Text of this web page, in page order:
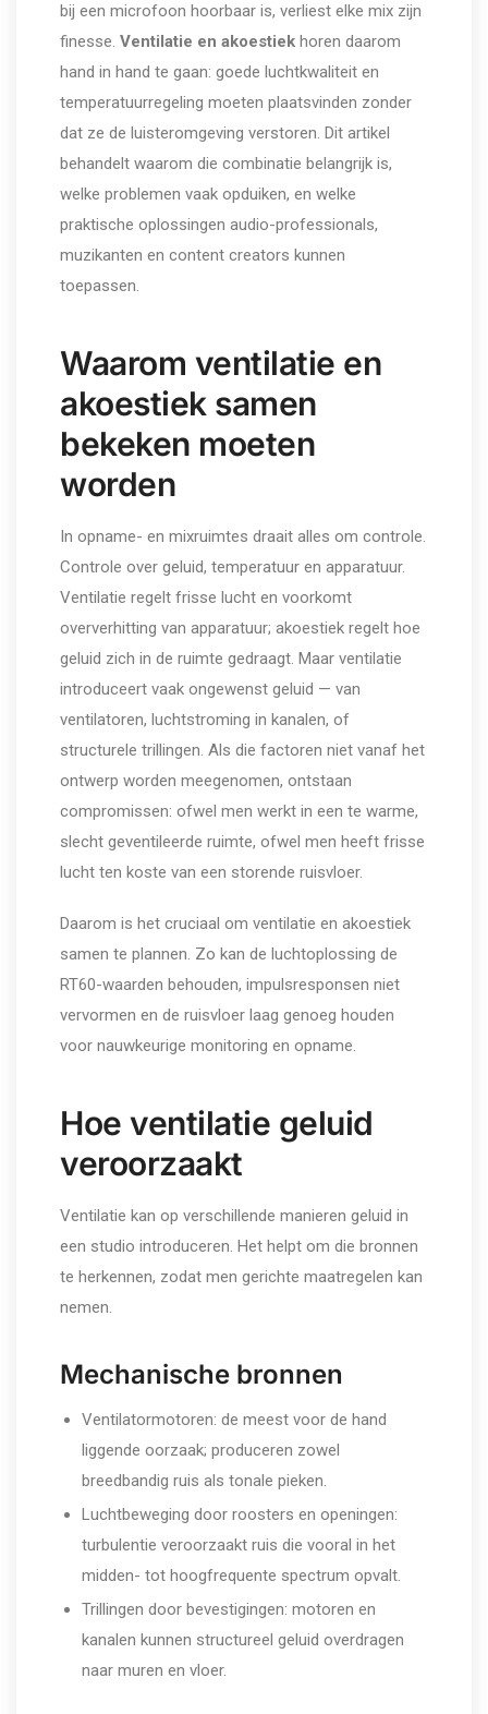
bij een microfoon hoorbaar is, verliest elke mix zijn
finesse. Ventilatie en akoestiek horen daarom
hand in hand te gaan: goede luchtkwaliteit en
temperatuurregeling moeten plaatsvinden zonder
dat ze de luisteromgeving verstoren. Dit artikel
behandelt waarom die combinatie belangrijk is,
welke problemen vaak opduiken, en welke
praktische oplossingen audio-professionals,
muzikanten en content creators kunnen
toepassen.
Waarom ventilatie en
akoestiek samen
bekeken moeten
worden
In opname- en mixruimtes draait alles om controle.
Controle over geluid, temperatuur en apparatuur.
Ventilatie regelt frisse lucht en voorkomt
oververhitting van apparatuur; akoestiek regelt hoe
geluid zich in de ruimte gedraagt. Maar ventilatie
introduceert vaak ongewenst geluid — van
ventilatoren, luchtstroming in kanalen, of
structurele trillingen. Als die factoren niet vanaf het
ontwerp worden meegenomen, ontstaan
compromissen: ofwel men werkt in een te warme,
slecht geventileerde ruimte, ofwel men heeft frisse
lucht ten koste van een storende ruisvloer.
Daarom is het cruciaal om ventilatie en akoestiek
samen te plannen. Zo kan de luchtoplossing de
RT60-waarden behouden, impulsresponsen niet
vervormen en de ruisvloer laag genoeg houden
voor nauwkeurige monitoring en opname.
Hoe ventilatie geluid
veroorzaakt
Ventilatie kan op verschillende manieren geluid in
een studio introduceren. Het helpt om die bronnen
te herkennen, zodat men gerichte maatregelen kan
nemen.
Mechanische bronnen
Ventilatormotoren: de meest voor de hand
liggende oorzaak; produceren zowel
breedbandig ruis als tonale pieken.
Luchtbeweging door roosters en openingen:
turbulentie veroorzaakt ruis die vooral in het
midden- tot hoogfrequente spectrum opvalt.
Trillingen door bevestigingen: motoren en
kanalen kunnen structureel geluid overdragen
naar muren en vloer.